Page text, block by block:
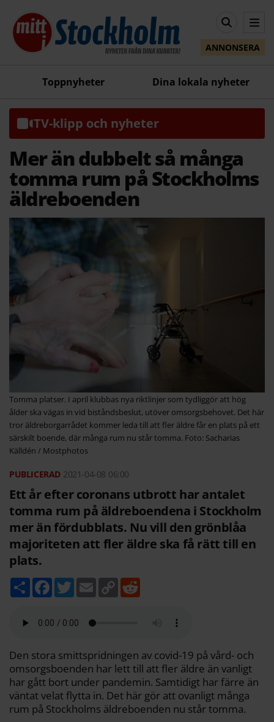
ANNONSERA
Toppnyheter Dina lokala nyheter
TV-klipp och nyheter
Mer än dubbelt så många
tomma rum på Stockholms
äldreboenden
Tomma platser. I april klubbas nya riktlinjer som tydliggör att hög
ålder ska vägas in vid biståndsbeslut, utöver omsorgsbehovet. Det här
tror äldreborgarrådet kommer leda till att fler äldre får en plats på ett
särskilt boende, där många rum nu står tomma. Foto: Sacharias
Källdén / Mostphotos
2021-04-08 06:00
Ett år efter coronans utbrott har antalet
tomma rum på äldreboendena i Stockholm
mer än fördubblats. Nu vill den grönblåa
majoriteten att fler äldre ska få rätt till en
plats.
D
e
F
b
k
T
w
t
E
m
C
o
k
Den stora smittspridningen av covid-19 på vård- och
omsorgsboenden har lett till att fler äldre än vanligt
har gått bort under pandemin. Samtidigt har färre än
väntat velat flytta in. Det här gör att ovanligt många
rum på Stockholms äldreboenden nu står tomma.